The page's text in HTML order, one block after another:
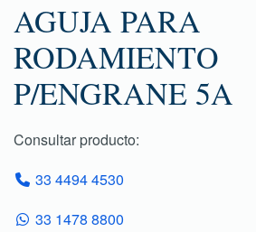
AGUJA PARA
RODAMIENTO
P/ENGRANE 5A
Consultar producto:
33 4494 4530
33 1478 8800